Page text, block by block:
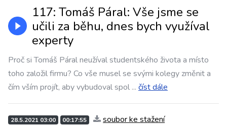
117: Tomáš Páral: Vše jsme se
učili za běhu, dnes bych využíval
experty
Proč si Tomáš Páral neužíval studentského života a místo
toho založil firmu? Co vše musel se svými kolegy změnit a
čím vším projít, aby vybudoval spol ... číst dále
28.5.2021 03:00 00:17:55 soubor ke stažení